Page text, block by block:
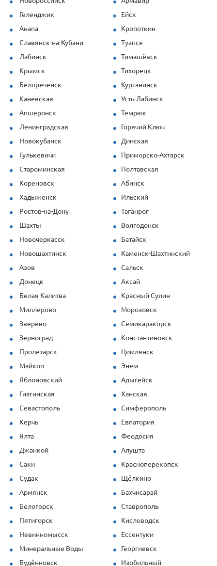
Продукция (опалубка перекрытий и
стеновая) показала себя отлично даже
Геленджик
Ейск
Анапа
Кропоткин
Славянск-на-Кубани
Туапсе
Лабинск
Тимашёвск
Крымск
Тихорецк
Белореченск
Курганинск
Каневская
Усть-Лабинск
Апшеронск
Темрюк
Ленинградская
Горячий Ключ
Новокубанск
Динская
Гулькевичи
Приморско-Ахтарск
Староминская
Полтавская
Кореновск
Абинск
Хадыженск
Ильский
Ростов-на-Дону
Таганрог
Шахты
Волгодонск
Новочеркасск
Батайск
Новошахтинск
Каменск-Шахтинский
Азов
Сальск
Донецк
Аксай
Белая Калитва
Красный Сулин
Миллерово
Морозовск
Зверево
Семикаракорск
Зерноград
Константиновск
Пролетарск
Цимлянск
Майкоп
Энем
Яблоновский
Адыгейск
Гиагинская
Ханская
Севастополь
Симферополь
Керчь
Евпатория
Ялта
Феодосия
Джанкой
Алушта
Саки
Красноперекопск
Судак
Щёлкино
Армянск
Бахчисарай
Белогорск
Ставрополь
Пятигорск
Кисловодск
Невинномысск
Ессентуки
Минеральные Воды
Георгиевск
Будённовск
Изобильный